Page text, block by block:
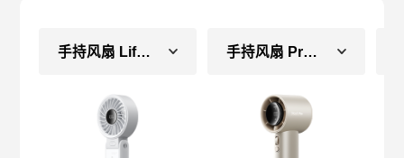
手持风扇 Life7（长续航款） 手持风扇 Pro1S